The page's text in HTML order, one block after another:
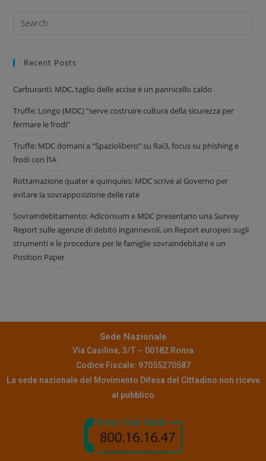
Recent Posts
Carburanti: MDC, taglio delle accise è un pannicello caldo
Truffe: Longo (MDC) “serve costruire cultura della sicurezza per
fermare le frodi”
Truffe: MDC domani a “Spaziolibero” su Rai3, focus su phishing e
frodi con l’IA
Rottamazione quater e quinquies: MDC scrive al Governo per
evitare la sovrapposizione delle rate
Sovraindebitamento: Adiconsum e MDC presentano una Survey
Report sulle agenzie di debito ingannevoli, un Report europeo sugli
strumenti e le procedure per le famiglie sovraindebitate e un
Position Paper
Sede Nazionale
Via Casilina, 3/T – 00182 Roma
Codice Fiscale: 97055270587
La sede nazionale del Movimento Difesa del Cittadino non riceve
al pubblico